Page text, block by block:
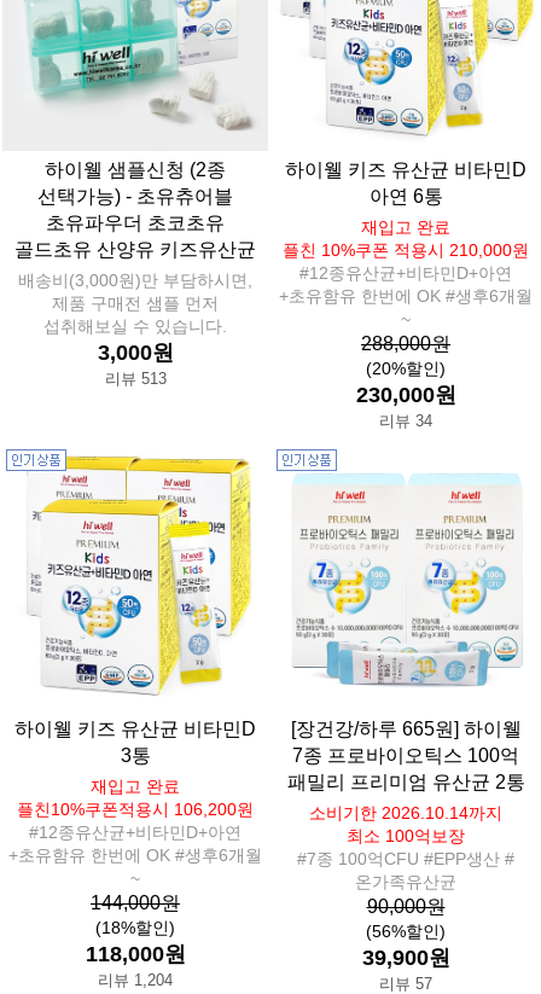
하이웰 샘플신청 (2종
선택가능) - 초유츄어블
초유파우더 초코초유
골드초유 산양유 키즈유산균
배송비(3,000원)만 부담하시면,
제품 구매전 샘플 먼저
섭취해보실 수 있습니다.
3,000원
리뷰 513
하이웰 키즈 유산균 비타민D
아연 6통
재입고 완료
플친 10%쿠폰 적용시 210,000원
#12종유산균+비타민D+아연
+초유함유 한번에 OK #생후6개월
~
288,000원
(20%할인)
230,000원
리뷰 34
하이웰 키즈 유산균 비타민D
3통
재입고 완료
플친10%쿠폰적용시 106,200원
#12종유산균+비타민D+아연
+초유함유 한번에 OK #생후6개월
~
144,000원
(18%할인)
118,000원
리뷰 1,204
[장건강/하루 665원] 하이웰
7종 프로바이오틱스 100억
패밀리 프리미엄 유산균 2통
소비기한 2026.10.14까지
최소 100억보장
#7종 100억CFU #EPP생산 #
온가족유산균
90,000원
(56%할인)
39,900원
리뷰 57